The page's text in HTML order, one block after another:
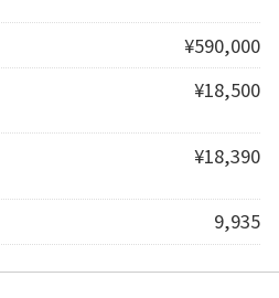
¥590,000
¥18,500
¥18,390
9,935